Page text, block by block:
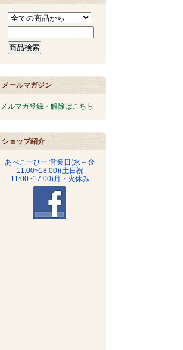
メールマガジン
メルマガ登録・解除はこちら
ショップ紹介
あべこーひー 営業日(水～金
11:00~18:00)(土日祝
11:00~17:00)月・火休み